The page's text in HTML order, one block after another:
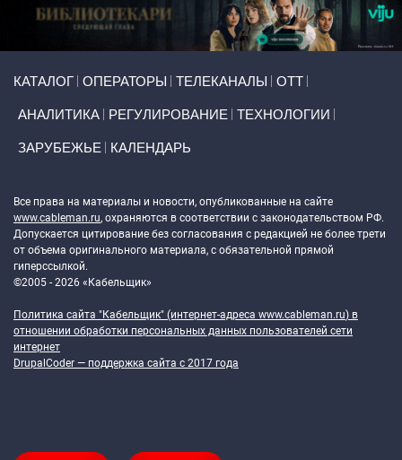
КАТАЛОГ ОПЕРАТОРЫ ТЕЛЕКАНАЛЫ ОТТ
АНАЛИТИКА РЕГУЛИРОВАНИЕ ТЕХНОЛОГИИ
ЗАРУБЕЖЬЕ КАЛЕНДАРЬ
Все права на материалы и новости, опубликованные на сайте
www.cableman.ru, охраняются в соответствии с законодательством РФ.
Допускается цитирование без согласования с редакцией не более трети
от объема оригинального материала, с обязательной прямой
гиперссылкой.
©2005 - 2026 «Кабельщик»
Политика сайта "Кабельщик" (интернет-адреса www.cableman.ru) в
отношении обработки персональных данных пользователей сети
интернет
DrupalCoder — поддержка сайта c 2017 года